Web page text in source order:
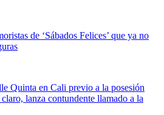
de ‘Sábados Felices’ que ya no
Quinta en Cali previo a la posesión
lanza contundente llamado a la